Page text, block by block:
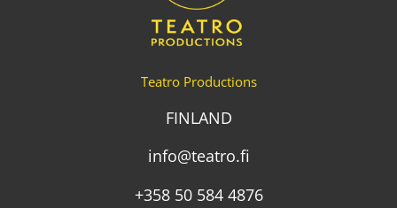
Teatro Productions
FINLAND
info@teatro.fi
+358 50 584 4876